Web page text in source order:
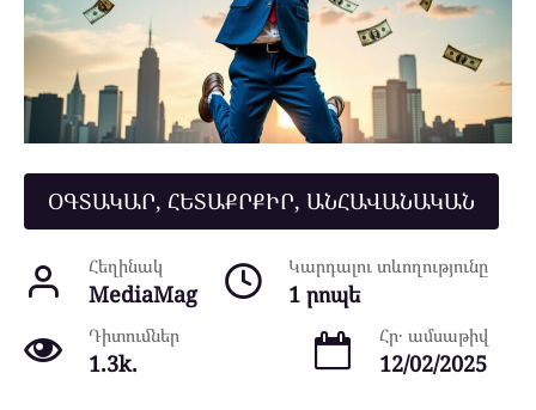
ՕԳՏԱԿԱՐ, ՀԵՏԱՔՐՔԻՐ, ԱՆՀԱՎԱՆԱԿԱՆ
Հեղինակ
MediaMag
Կարդալու տևողությունը
1 րոպե
Դիտումներ
1.3k.
Հր․ ամսաթիվ
12/02/2025